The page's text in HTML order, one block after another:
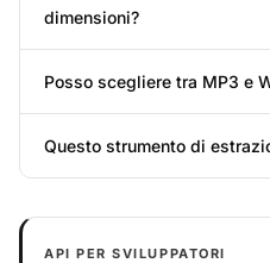
dimensioni?
Posso scegliere tra MP3 e
Questo strumento di
API PER SVILUPPATORI